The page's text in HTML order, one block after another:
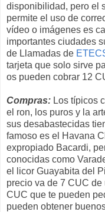
disponibilidad, pero el
permite el uso de
vídeo o imágenes es
importantes ciudades
de Llamadas de
tarjeta que solo sirve
os pueden cobrar 12
Compras: Los típicos
el ron, los puros y la
sus desabastecidas
famoso es el Havana
expropiado Bacardi,
conocidas como
el licor Guayabita del
precio va de 7 CUC
CUC que te pueden
pueden obtener